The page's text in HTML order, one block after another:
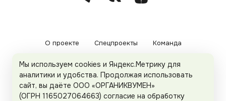
О проекте Спецпроекты Команда
Рекламодателям Политика конфиденциальности
Пользовательское соглашение
Мы используем cookies и Яндекс.Метрику для
аналитики и удобства. Продолжая использовать
сайт, вы даёте ООО «ОРГАНИКВУМЕН»
(ОГРН 1165027064663) согласие на обработку